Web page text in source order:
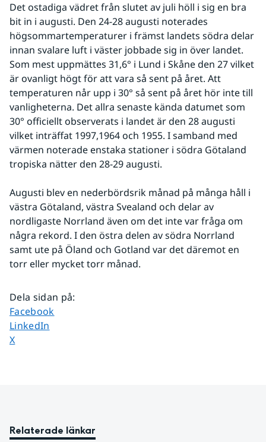
Det ostadiga vädret från slutet av juli höll i sig en bra
bit in i augusti. Den 24-28 augusti noterades
högsommartemperaturer i främst landets södra delar
innan svalare luft i väster jobbade sig in över landet.
Som mest uppmättes 31,6° i Lund i Skåne den 27 vilket
är ovanligt högt för att vara så sent på året. Att
temperaturen når upp i 30° så sent på året hör inte till
vanligheterna. Det allra senaste kända datumet som
30° officiellt observerats i landet är den 28 augusti
vilket inträffat 1997,1964 och 1955. I samband med
värmen noterade enstaka stationer i södra Götaland
tropiska nätter den 28-29 augusti.
Augusti blev en nederbördsrik månad på många håll i
västra Götaland, västra Svealand och delar av
nordligaste Norrland även om det inte var fråga om
några rekord. I den östra delen av södra Norrland
samt ute på Öland och Gotland var det däremot en
torr eller mycket torr månad.
Dela sidan på:
Dela sidan på
Facebook
Dela sidan på
LinkedIn
Dela sidan på
X
Relaterade länkar